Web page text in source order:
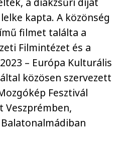
kapta. A közönség
filmet találta a
Filmintézet és a
– Európa Kulturális
közösen szervezett
Fesztivál
Veszprémben,